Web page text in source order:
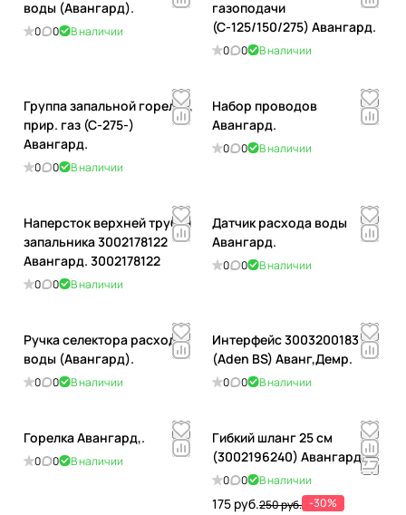
воды (Авангард).
0 0 В наличии
газоподачи
(С-125/150/275) Авангард.
0 0 В наличии
Группа запальной горелки,
прир. газ (С-275-)
Авангард.
0 0 В наличии
Набор проводов
Авангард.
0 0 В наличии
Наперсток верхней трубки
запальника 3002178122
Авангард. 3002178122
0 0 В наличии
Датчик расхода воды
Авангард.
0 0 В наличии
Ручка селектора расхода
воды (Авангард).
0 0 В наличии
Интерфейс 3003200183
(Aden BS) Аванг,Демр.
0 0 В наличии
Горелка Авангард,.
0 0 В наличии
Гибкий шланг 25 см
(3002196240) Авангард.
0 0 В наличии
175 руб.250 руб. -30%